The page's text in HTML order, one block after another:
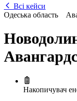
Всі кейси
Одеська область
Накопичувач